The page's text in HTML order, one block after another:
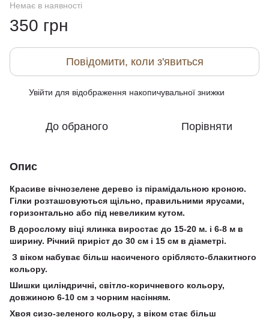
Немає в наявності
350 грн
Повідомити, коли з'явиться
Увійти для відображення накопичувальної знижки
До обраного Порівняти
Опис
Красиве вічнозелене дерево із пірамідальною кроною.
Гілки розташовуються щільно, правильними ярусами,
горизонтально або під невеликим кутом.
В дорослому віці ялинка виростає до 15-20 м. і 6-8 м в
ширину. Річний приріст до 30 см і 15 см в діаметрі.
З віком набуває більш насиченого сріблясто-блакитного
кольору.
Шишки циліндричні, світло-коричневого кольору,
довжиною 6-10 см з чорним насінням.
Хвоя сизо-зеленого кольору, з віком стає більш